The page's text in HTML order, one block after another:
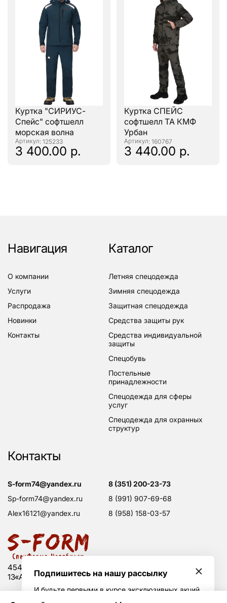
Куртка "СИРИУС-
Спейс" софтшелл
морская волна
: 125233
3 400.00 р.
Куртка СПЕЙС
софтшелл ТА КМФ
Урбан
: 160767
3 440.00 р.
454008 Россия, г. Челябинск, Свердловский тракт,
13«А», оф. 203
Навигация
о компании
услуги
распродажа
новинки
контакты
Каталог
летняя спецодежда
зимняя спецодежда
защитная спецодежда
средства защиты рук
средства индивидуальной
защиты
спецобувь
постельные
принадлежности
спецодежда для сферы
услуг
спецодежда для охранных
структур
Контакты
s-form74@yandex.ru
sp-form74@yandex.ru
alex16121@yandex.ru
8 (351) 200-23-73
8 (991) 907-69-68
8 (958) 158-03-57
Подпишитесь на нашу рассылку
И будьте первыми в курсе эксклюзивных акций